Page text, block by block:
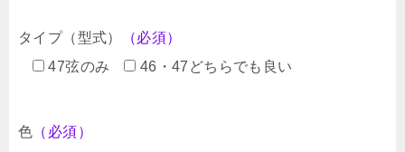
タイプ（型式）
（必須）
47弦のみ
46・47どちらでも良い
色 （必須）